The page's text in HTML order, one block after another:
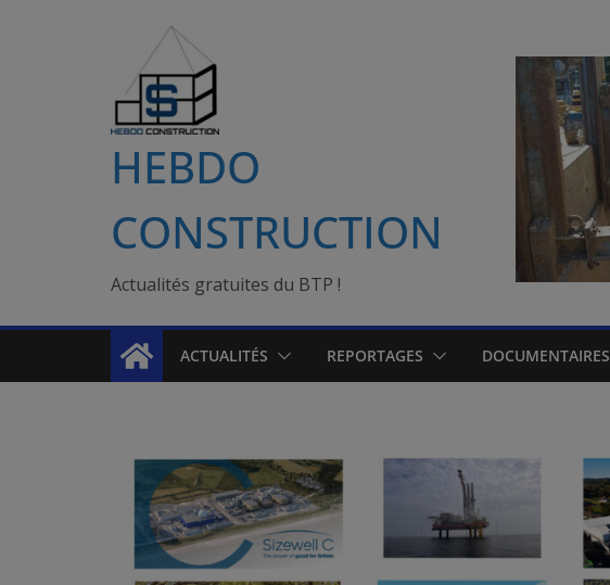
HEBDO
CONSTRUCTION
Actualités gratuites du BTP !
ACTUALITÉS REPORTAGES DOCUMENTAIRES